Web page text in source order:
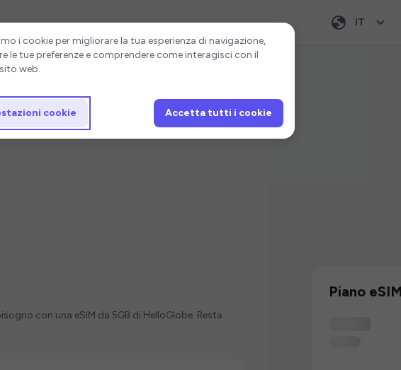
IT
con una eSIM da 5GB di HelloGlobe. Resta
Piano
cookie
i cookie per migliorare la tua esperienza di navigazione,
le tue preferenze e comprendere come interagisci con il
web.
cookie Accetta tutti i cookie